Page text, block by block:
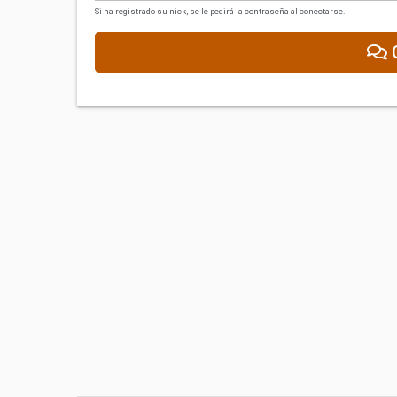
Si ha registrado su nick, se le pedirá la contraseña al conectarse.